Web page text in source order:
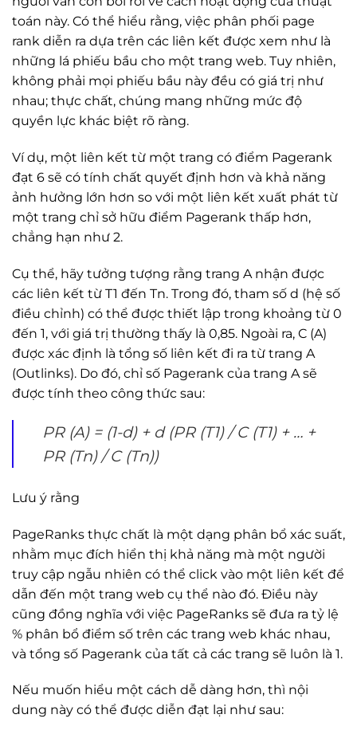
toán này. Có thể hiểu rằng, việc phân phối page
rank diễn ra dựa trên các liên kết được xem như là
những lá phiếu bầu cho một trang web. Tuy nhiên,
không phải mọi phiếu bầu này đều có giá trị như
nhau; thực chất, chúng mang những mức độ
quyền lực khác biệt rõ ràng.
Ví dụ, một liên kết từ một trang có điểm Pagerank
đạt 6 sẽ có tính chất quyết định hơn và khả năng
ảnh hưởng lớn hơn so với một liên kết xuất phát từ
một trang chỉ sở hữu điểm Pagerank thấp hơn,
chẳng hạn như 2.
Cụ thể, hãy tưởng tượng rằng trang A nhận được
các liên kết từ T1 đến Tn. Trong đó, tham số d (hệ số
điều chỉnh) có thể được thiết lập trong khoảng từ 0
đến 1, với giá trị thường thấy là 0,85. Ngoài ra, C (A)
được xác định là tổng số liên kết đi ra từ trang A
(Outlinks). Do đó, chỉ số Pagerank của trang A sẽ
được tính theo công thức sau:
PR (A) = (1-d) + d (PR (T1) / C (T1) + … +
PR (Tn) / C (Tn))
Lưu ý rằng
PageRanks thực chất là một dạng phân bổ xác suất,
nhằm mục đích hiển thị khả năng mà một người
truy cập ngẫu nhiên có thể click vào một liên kết để
dẫn đến một trang web cụ thể nào đó. Điều này
cũng đồng nghĩa với việc PageRanks sẽ đưa ra tỷ lệ
% phân bổ điểm số trên các trang web khác nhau,
và tổng số Pagerank của tất cả các trang sẽ luôn là 1.
Nếu muốn hiểu một cách dễ dàng hơn, thì nội
dung này có thể được diễn đạt lại như sau: